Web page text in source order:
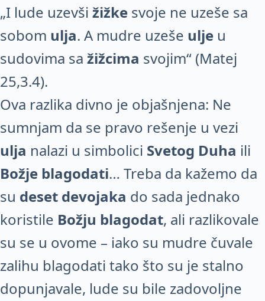
„I lude uzevši žižke svoje ne uzeše sa
sobom ulja. A mudre uzeše ulje u
sudovima sa žižcima svojim“ (Matej
25,3.4).
Ova razlika divno je objašnjena: Ne
sumnjam da se pravo rešenje u vezi
ulja nalazi u simbolici Svetog Duha ili
Božje blagodati… Treba da kažemo da
su deset devojaka do sada jednako
koristile Božju blagodat, ali razlikovale
su se u ovome – iako su mudre čuvale
zalihu blagodati tako što su je stalno
dopunjavale, lude su bile zadovoljne